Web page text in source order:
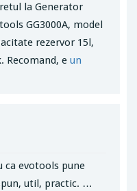
la Generator
GG3000A, model
rezervor 15l,
Recomand, e un
ca evotools pune
util, practic. …